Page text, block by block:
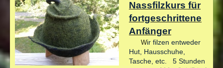
Nassfilzkurs für
fortgeschrittene
Anfänger
Wir filzen entweder
Hut, Hausschuhe,
Tasche, etc. 5 Stunden